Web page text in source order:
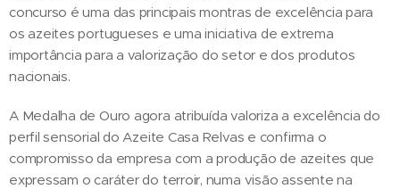
concurso é uma das principais montras de excelência para
os azeites portugueses e uma iniciativa de extrema
importância para a valorização do setor e dos produtos
nacionais.
A Medalha de Ouro agora atribuída valoriza a excelência do
perfil sensorial do Azeite Casa Relvas e confirma o
compromisso da empresa com a produção de azeites que
expressam o caráter do terroir, numa visão assente na